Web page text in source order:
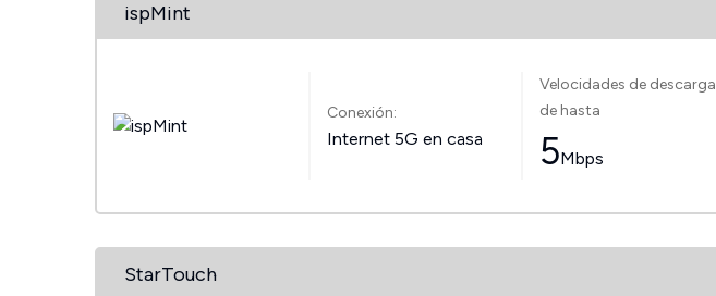
ispMint
Conexión:
Internet 5G en casa
Velocidades de descarga
de hasta
5Mbps
StarTouch